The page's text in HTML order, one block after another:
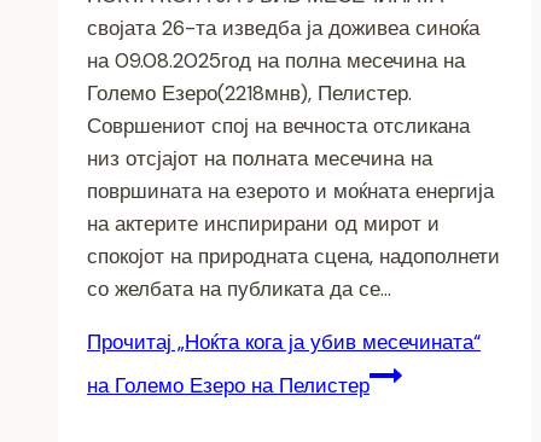
својата 26-та изведба ја доживеа синоќа
на 09.08.2025год на полна месечина на
Големо Езеро(2218мнв), Пелистер.
Совршениот спој на вечноста отсликана
низ отсјајот на полната месечина на
површината на езерото и моќната енергија
на актерите инспирирани од мирот и
спокојот на природната сцена, надополнети
со желбата на публиката да се…
Прочитај „Ноќта кога ја убив месечината“
на Големо Езеро на Пелистер